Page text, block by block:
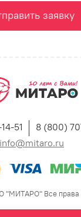
заявку
51
8 (800)
info@mitaro.ru
"МИТАРО" Все